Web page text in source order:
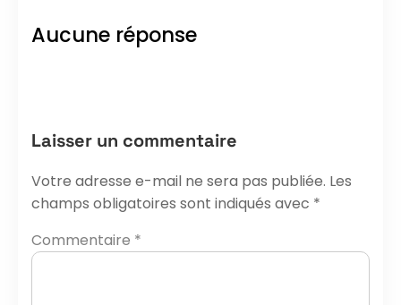
Aucune réponse
Laisser un commentaire
Votre adresse e-mail ne sera pas publiée. Les
champs obligatoires sont indiqués avec *
Commentaire *